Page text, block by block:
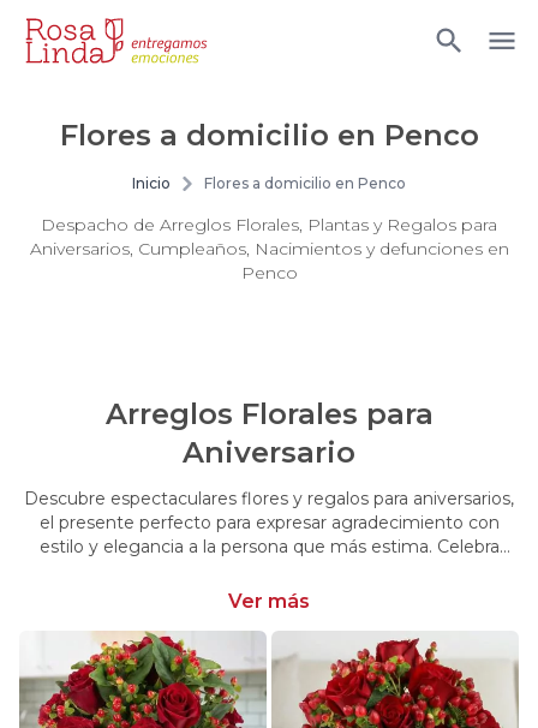
Flores a domicilio en Penco
Inicio Flores a domicilio en Penco
Despacho de Arreglos Florales, Plantas y Regalos para
Aniversarios, Cumpleaños, Nacimientos y defunciones en
Penco
Arreglos Florales para
Aniversario
Descubre espectaculares flores y regalos para aniversarios,
el presente perfecto para expresar agradecimiento con
estilo y elegancia a la persona que más estima. Celebra
significativa.
Ver más